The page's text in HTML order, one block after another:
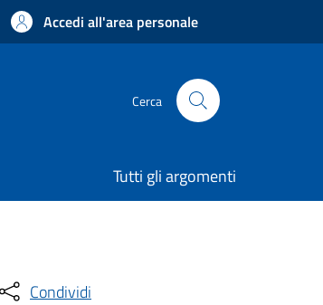
Accedi all'area personale
Cerca
Tutti gli argomenti
Condividi